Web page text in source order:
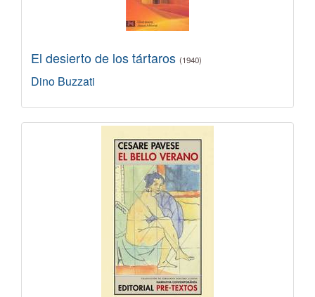
El desierto de los tártaros (1940)
Dino Buzzati